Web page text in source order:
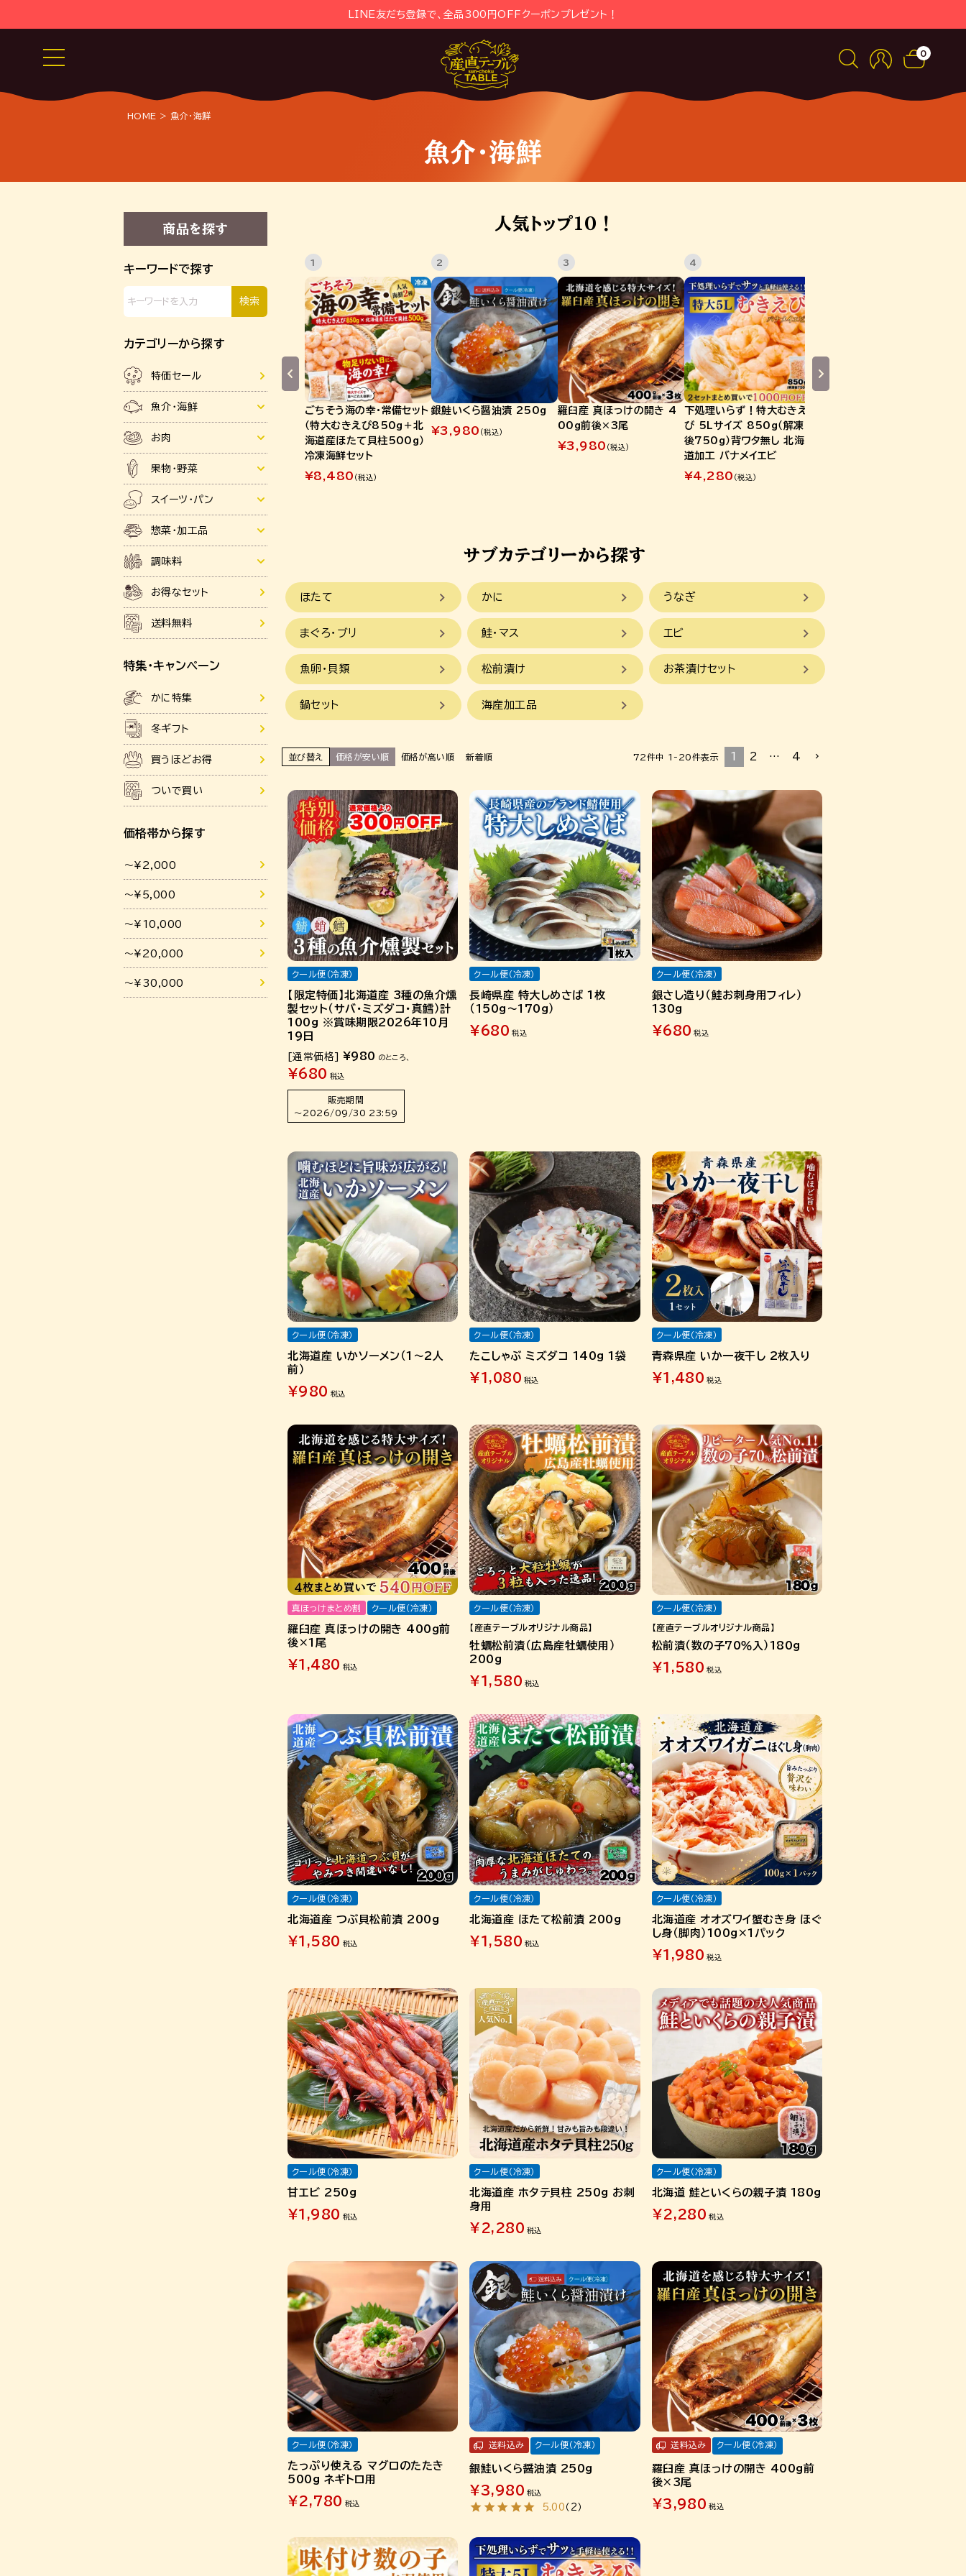
LINE友だち登録で、全品300円OFFクーポンプレゼント！
0
HOME 魚介・海鮮
魚介・海鮮
商品を探す
キーワードで探す
カテゴリーから探す
特価セール
魚介・海鮮
お肉
果物・野菜
スイーツ・パン
惣菜・加工品
調味料
お得なセット
送料無料
特集・キャンペーン
かに特集
冬ギフト
買うほどお得
ついで買い
価格帯から探す
～¥2,000
～¥5,000
～¥10,000
～¥20,000
～¥30,000
人気トップ１０！
1
ごちそう海の幸・常備セット
（特大むきえび850g＋北
海道産ほたて貝柱500g）
冷凍海鮮セット
¥8,480 (税込)
2
銀鮭いくら醤油漬 250g
¥3,980 (税込)
3
羅臼産 真ほっけの開き 4
00g前後×3尾
¥3,980 (税込)
4
下処理いらず！特大むきえ
び 5Lサイズ 850g（解凍
後750g）背ワタ無し 北海
道加工 バナメイエビ
¥4,280 (税込)
ほたて かに うなぎ
まぐろ・ブリ 鮭・マス エビ
魚卵・貝類 松前漬け お茶漬けセット
鍋セット 海産加工品
並び替え 価格が安い順 価格が高い順 新着順 72件中 1- 20件表示 1 2 … 4
【限定特価】北海道産 3種の魚介燻
製セット（サバ・ミズダコ・真鱈）計
100g ※賞味期限2026年10月
19日
クール便（冷凍）
[通常価格] ¥980 のところ、
¥680 税込
販売期間
〜2026/09/30 23:59
長崎県産 特大しめさば 1枚
（150g～170g）
クール便（冷凍）
¥ 680 税込
銀さし造り（鮭お刺身用フィレ）
130g
クール便（冷凍）
¥680 税込
北海道産 いかソーメン（1～2人
前）
クール便（冷凍）
¥980 税込
たこしゃぶ ミズダコ 140g 1袋
クール便（冷凍）
¥ 1,080 税込
青森県産 いか一夜干し 2枚入り
クール便（冷凍）
¥1,480 税込
羅臼産 真ほっけの開き 400g前
後×1尾
真ほっけまとめ割 クール便（冷凍）
¥1,480 税込
【産直テーブルオリジナル商品】
牡蠣松前漬（広島産牡蠣使用）
200g
クール便（冷凍）
¥ 1,580 税込
【産直テーブルオリジナル商品】
松前漬（数の子70％入）180g
クール便（冷凍）
¥1,580 税込
北海道産 つぶ貝松前漬 200g
クール便（冷凍）
¥1,580 税込
北海道産 ほたて松前漬 200g
クール便（冷凍）
¥ 1,580 税込
北海道産 オオズワイ蟹むき身 ほぐ
し身（脚肉）100g×1パック
クール便（冷凍）
¥1,980 税込
甘エビ 250g
クール便（冷凍）
¥1,980 税込
北海道産 ホタテ貝柱 250g お刺
身用
クール便（冷凍）
¥ 2,280 税込
北海道 鮭といくらの親子漬 180g
クール便（冷凍）
¥ 2,280 税込
たっぷり使える マグロのたたき
500g ネギトロ用
クール便（冷凍）
¥ 2,780 税込
銀鮭いくら醤油漬 250g
送料込み クール便（冷凍）
¥3,980 税込
5.00 （ 2 ）
羅臼産 真ほっけの開き 400g前
後×3尾
送料込み クール便（冷凍）
¥3,980 税込